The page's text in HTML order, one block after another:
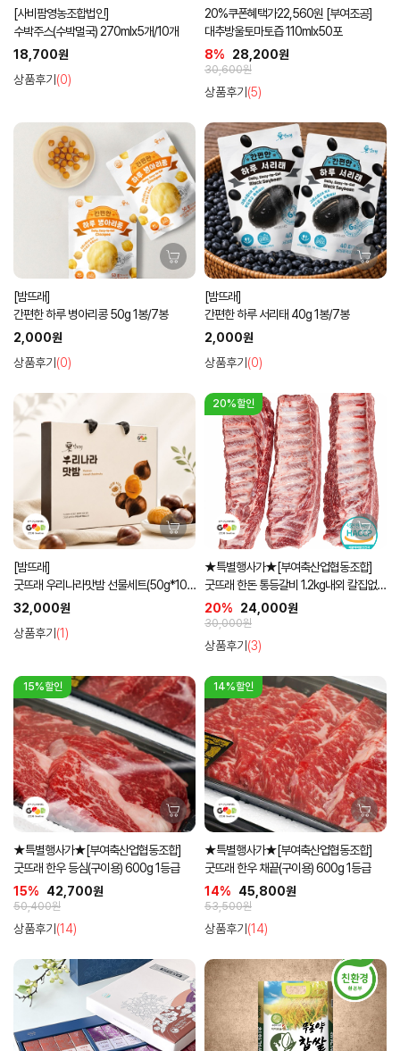
[사비팜영농조합법인]
수박주스(수박멀국) 270mlx5개/10개
18,700원
상품후기 (0)
20%쿠폰혜택가22,560원 [부여조공]
대추방울토마토즙 110mlx50포
8%
28,200원
30,600원
상품후기 (5)
[밤뜨래]
간편한 하루 병아리콩 50g 1봉/7봉
2,000원
상품후기 (0)
[밤뜨래]
간편한 하루 서리태 40g 1봉/7봉
2,000원
상품후기 (0)
[밤뜨래]
굿뜨래 우리나라맛밤 선물세트(50g*10
입)
32,000원
상품후기 (1)
20%할인
★특별행사가★[부여축산업협동조합]
굿뜨래 한돈 통등갈비 1.2kg내외 칼집없는
통포장
20% 24,000원
30,000원
상품후기 (3)
15%할인
★특별행사가★[부여축산업협동조합]
굿뜨래 한우 등심(구이용) 600g 1등급
15%
42,700원
50,400원
상품후기 (14)
14%할인
★특별행사가★[부여축산업협동조합]
굿뜨래 한우 채끝(구이용) 600g 1등급
14%
45,800원
53,500원
상품후기 (14)